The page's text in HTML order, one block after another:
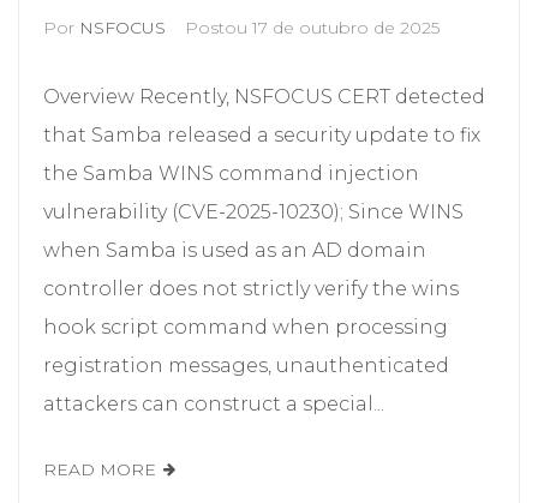
Por NSFOCUS Postou 17 de outubro de 2025
Overview Recently, NSFOCUS CERT detected
that Samba released a security update to fix
the Samba WINS command injection
vulnerability (CVE-2025-10230); Since WINS
when Samba is used as an AD domain
controller does not strictly verify the wins
hook script command when processing
registration messages, unauthenticated
attackers can construct a special...
READ MORE